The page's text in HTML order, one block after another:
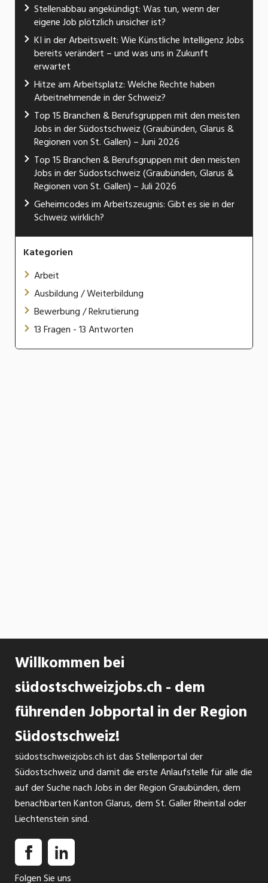
Stellenabbau angekündigt: Was tun, wenn der
eigene Job plötzlich unsicher ist?
KI in der Arbeitswelt: Wie Künstliche Intelligenz Jobs
bereits verändert – und was uns in Zukunft
erwartet
Hitze am Arbeitsplatz: Welche Rechte haben
Arbeitnehmende in der Schweiz?
Top 15 Branchen & Berufsgruppen mit den meisten
Jobs in der Südostschweiz (Graubünden, Glarus &
Regionen von St. Gallen) – Juni 2026
Top 15 Branchen & Berufsgruppen mit den meisten
Jobs in der Südostschweiz (Graubünden, Glarus &
Regionen von St. Gallen) – Juli 2026
Geheimcodes im Arbeitszeugnis: Gibt es sie in der
Schweiz wirklich?
Kategorien
Arbeit
Ausbildung / Weiterbildung
Bewerbung / Rekrutierung
13 Fragen - 13 Antworten
Willkommen bei
südostschweizjobs.ch - dem
führenden Jobportal in der Region
Südostschweiz!
südostschweizjobs.ch ist das Stellenportal der
Südostschweiz und damit die erste Anlaufstelle für alle die
auf der Suche nach Jobs in der Region Graubünden, dem
benachbarten Kanton Glarus, dem St. Galler Rheintal oder
Liechtenstein sind.
Folgen Sie uns